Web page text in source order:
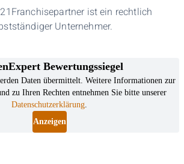
ist ein rechtlich
Unternehmer.